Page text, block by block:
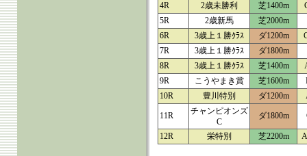
4R
2歳未勝利 芝1400m
5R
2歳新馬
芝2000m
6R
3歳上１勝ｸﾗｽ ダ1200m
7R
3歳上１勝ｸﾗｽ
ダ1800m
8R
3歳上１勝ｸﾗｽ 芝1400m
9R
こうやまき賞 芝1600m
10R
豊川特別 ダ1200m
11R
チャンピオンズ
C
ダ1800m
12R 栄特別 芝2200m